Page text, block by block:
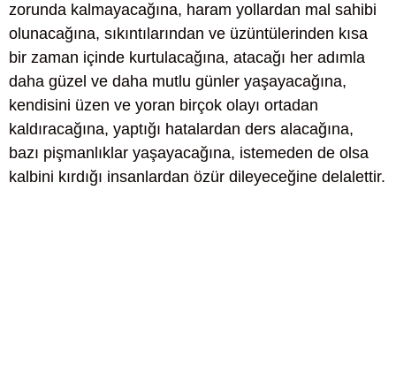
zorunda kalmayacağına, haram yollardan mal sahibi
olunacağına, sıkıntılarından ve üzüntülerinden kısa
bir zaman içinde kurtulacağına, atacağı her adımla
daha güzel ve daha mutlu günler yaşayacağına,
kendisini üzen ve yoran birçok olayı ortadan
kaldıracağına, yaptığı hatalardan ders alacağına,
bazı pişmanlıklar yaşayacağına, istemeden de olsa
kalbini kırdığı insanlardan özür dileyeceğine delalettir.